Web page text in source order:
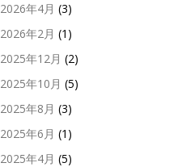
2026年4月 (3)
2026年2月 (1)
2025年12月 (2)
2025年10月 (5)
2025年8月 (3)
2025年6月 (1)
2025年4月 (5)